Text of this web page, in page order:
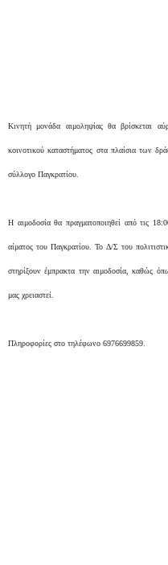
Κινητή μονάδα αιμοληψίας θα βρίσκεται
κοινοτικού καταστήματος στα πλαίσια των
σύλλογο Παγκρατίου.
Η αιμοδοσία θα πραγματοποιηθεί από τις
αίματος του Παγκρατίου. Το Δ/Σ του
στηρίξουν έμπρακτα την αιμοδοσία, καθώς
μας χρειαστεί.
Πληροφορίες στο τηλέφωνο 6976699859.